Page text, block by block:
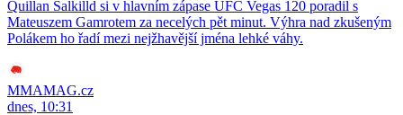
Quillan Salkilld si v hlavním zápase UFC Vegas 120 poradil s
Mateuszem Gamrotem za necelých pět minut. Výhra nad zkušeným
Polákem ho řadí mezi nejžhavější jména lehké váhy.
MMAMAG.cz
dnes, 10:31